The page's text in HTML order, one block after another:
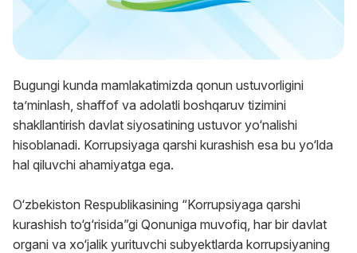
Bugungi kunda mamlakatimizda qonun ustuvorligini
taʼminlash, shaffof va adolatli boshqaruv tizimini
shakllantirish davlat siyosatining ustuvor yo‘nalishi
hisoblanadi. Korrupsiyaga qarshi kurashish esa bu yo‘lda
hal qiluvchi ahamiyatga ega.
O‘zbekiston Respublikasining “Korrupsiyaga qarshi
kurashish to‘g‘risida”gi Qonuniga muvofiq, har bir davlat
organi va xo‘jalik yurituvchi subyektlarda korrupsiyaning